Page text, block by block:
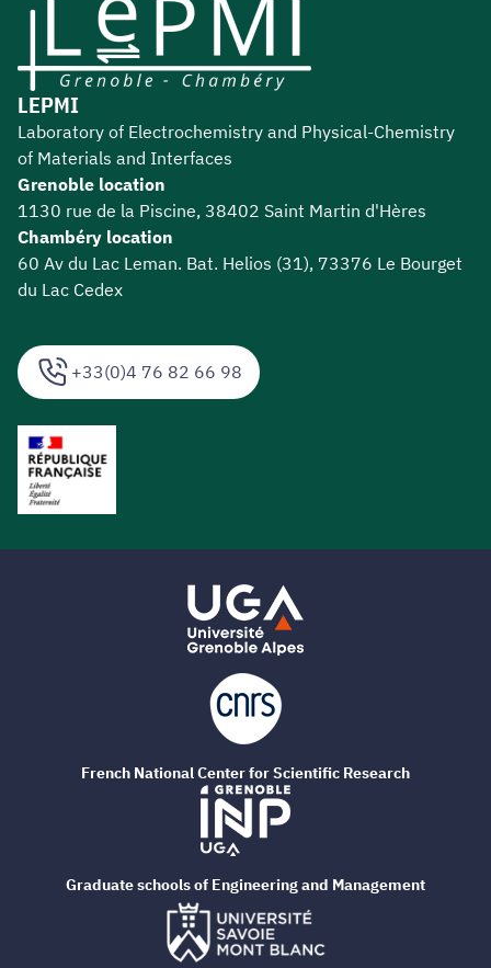
+33(0)4 76 82 66 98
LEPMI
Laboratory of Electrochemistry and Physical-Chemistry
of Materials and Interfaces
Grenoble location
1130 rue de la Piscine, 38402 Saint Martin d'Hères
Chambéry location
60 Av du Lac Leman. Bat. Helios (31), 73376 Le Bourget
du Lac Cedex
French National Center for Scientific Research
Graduate schools of Engineering and Management